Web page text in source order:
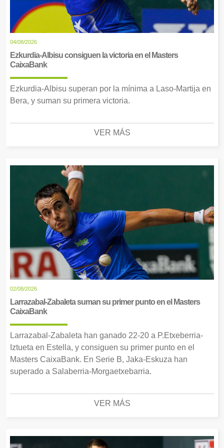
04/08/2026
Ezkurdia-Albisu consiguen la victoria en el Masters
CaixaBank
Ezkurdia-Albisu superan por la mínima a Laso-Martija en
Bera, y suman su primera victoria.
VER MÁS
02/08/2026
Larrazabal-Zabaleta suman su primer punto en el Masters
CaixaBank
Larrazabal-Zabaleta han ganado 22-20 a P.Etxeberria-
Iztueta en Estella, y consiguen su primer punto en el
Masters CaixaBank. En Serie B, Jaka-Eskuza han
superado a Salaberria-Morgaetxebarria.
VER MÁS